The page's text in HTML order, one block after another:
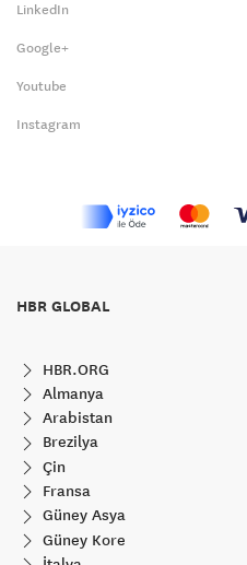
LinkedIn
Google+
Youtube
Instagram
HBR GLOBAL
HBR.ORG
Almanya
Arabistan
Brezilya
Çin
Fransa
Güney Asya
Güney Kore